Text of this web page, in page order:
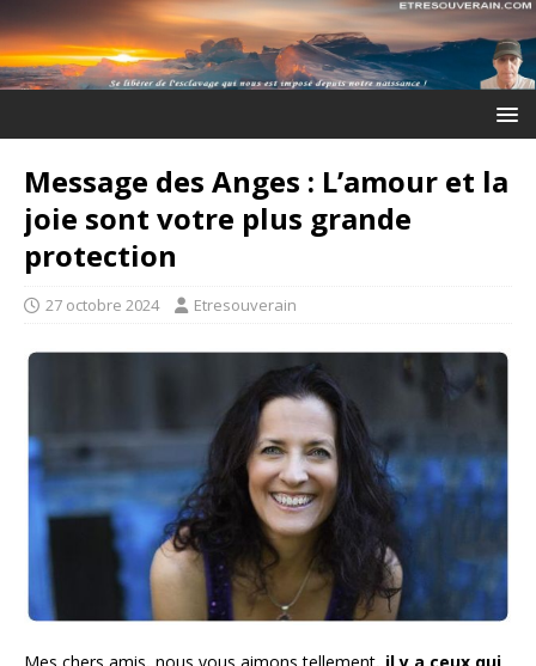
Message des Anges : L’amour et la
joie sont votre plus grande
protection
27 octobre 2024 Etresouverain